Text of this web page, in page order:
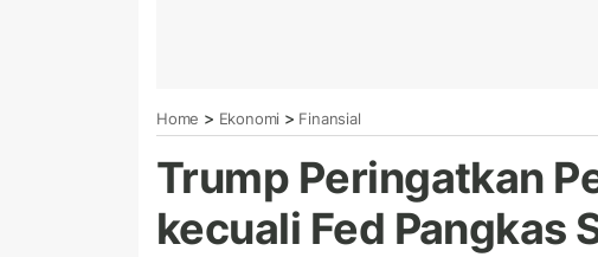
Home > Ekonomi > Finansial
Trump Peringatkan
kecuali Fed Pangkas